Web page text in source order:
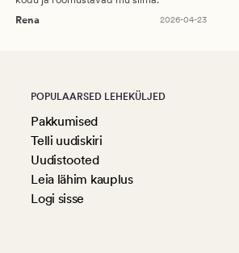
Rena
2026-04-23
POPULAARSED LEHEKÜLJED
Pakkumised
Telli uudiskiri
Uudistooted
Leia lähim kauplus
Logi sisse